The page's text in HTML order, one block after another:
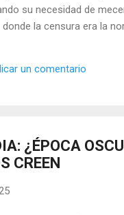
su necesidad de
donde la censura era la
del engaño El retrato
pintores de la corte
un comentario
¿ÉPOCA
CREEN